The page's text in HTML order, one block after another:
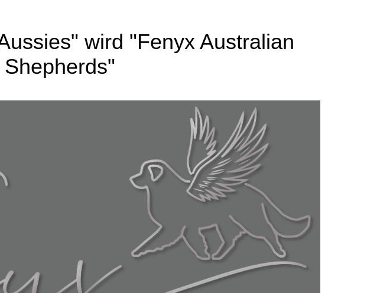
s" wird "Fenyx Australian
Shepherds"